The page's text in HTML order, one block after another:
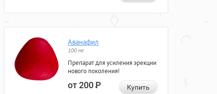
Аванафил
100 мг
Препарат для усиления эрекции
нового поколения!
от 200Р Купить